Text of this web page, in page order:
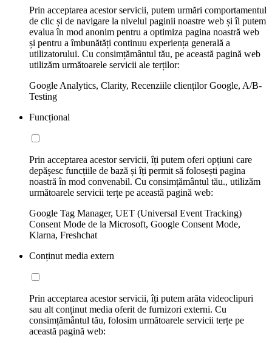
Prin acceptarea acestor servicii, putem urmări comportamentul
de clic și de navigare la nivelul paginii noastre web și îl putem
evalua în mod anonim pentru a optimiza pagina noastră web
și pentru a îmbunătăți continuu experiența generală a
utilizatorului. Cu consimțământul tău, pe această pagină web
utilizăm următoarele servicii ale terților:
Google Analytics, Clarity, Recenziile clienților Google, A/B-
Testing
Funcțional
Prin acceptarea acestor servicii, îți putem oferi opțiuni care
depășesc funcțiile de bază și îți permit să folosești pagina
noastră în mod convenabil. Cu consimțământul tău., utilizăm
următoarele servicii terțe pe această pagină web:
Google Tag Manager, UET (Universal Event Tracking)
Consent Mode de la Microsoft, Google Consent Mode,
Klarna, Freshchat
Conținut media extern
Prin acceptarea acestor servicii, îți putem arăta videoclipuri
sau alt conținut media oferit de furnizori externi. Cu
consimțământul tău, folosim următoarele servicii terțe pe
această pagină web: